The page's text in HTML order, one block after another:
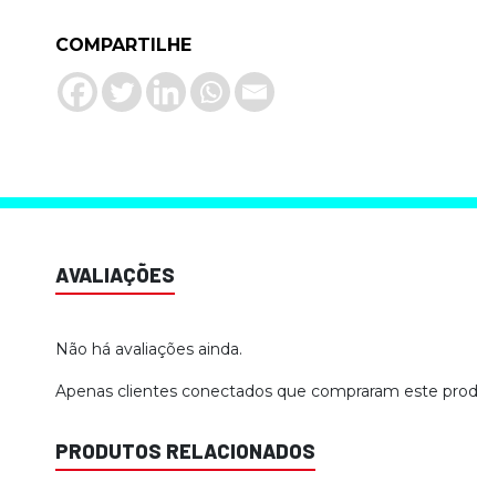
COMPARTILHE
AVALIAÇÕES
Não há avaliações ainda.
Apenas clientes conectados que compraram este
PRODUTOS RELACIONADOS